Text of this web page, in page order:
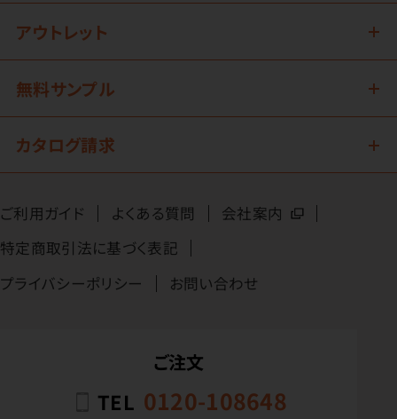
アウトレット
無料サンプル
カタログ請求
ご利用ガイド よくある質問
会社案内
特定商取引法に基づく表記
プライバシーポリシー
お問い合わせ
ご注文
TEL 0120-108648